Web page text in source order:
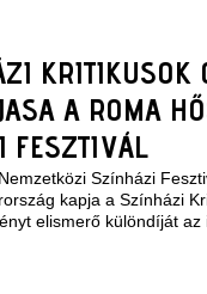
KRITIKUSOK
A ROMA
Színházi
kapja a Színházi
elismerő különdíját az